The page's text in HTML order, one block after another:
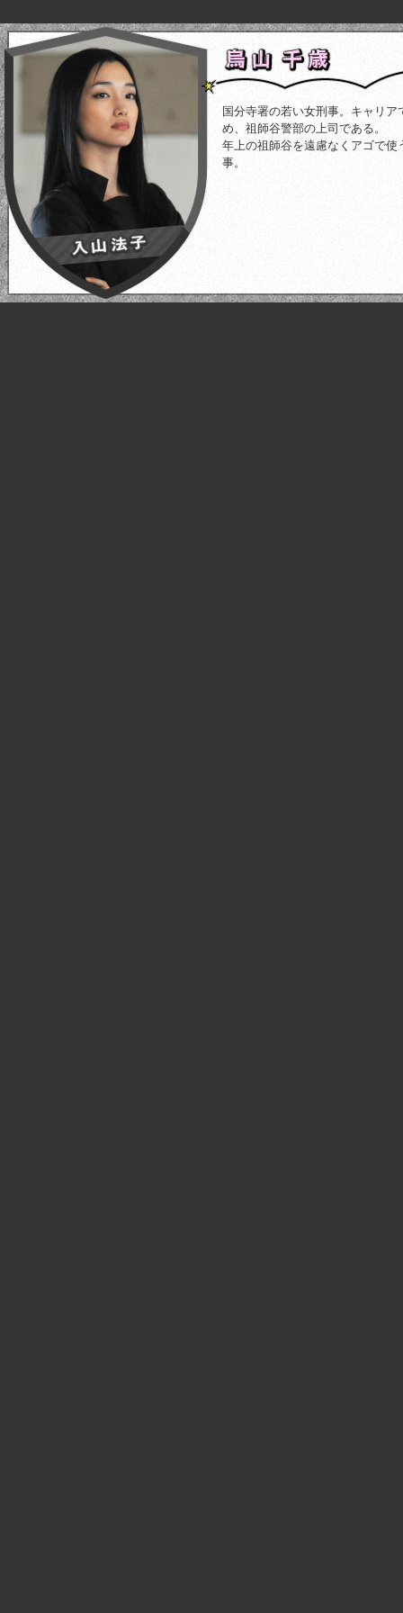
国分寺署の若い女刑事。キャリア
め、祖師谷警部の上司である。
年上の祖師谷を遠慮なくアゴで使
事。